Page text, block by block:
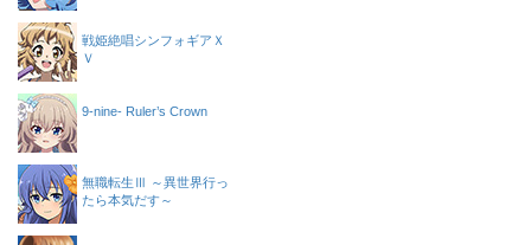
戦姫絶唱シンフォギアＸ
Ｖ
9-nine- Ruler’s Crown
無職転生Ⅲ ～異世界行っ
たら本気だす～